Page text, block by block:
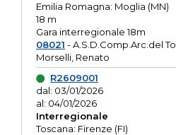
Emilia Romagna: Moglia (MN)
18 m
Gara interregionale 18m
08021 - A.S.D.Comp.Arc.del
Morselli, Renato
R2609001
dal: 03/01/2026
al: 04/01/2026
Interregionale
Toscana: Firenze (FI)